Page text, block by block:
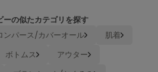
ーの似たカテゴリを探す
ンパース/カバーオール
肌着
ボトムス
アウター